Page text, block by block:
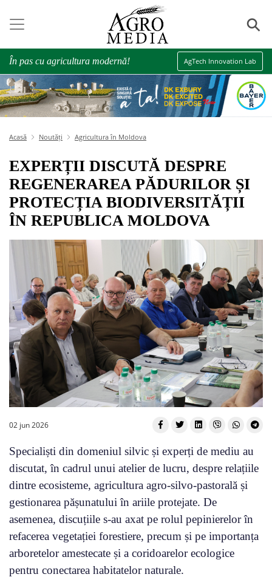
⚲
În pas cu agricultura modernă! AgTech Innovation Lab
Acasă Noutăți Agricultura în Moldova
EXPERȚII DISCUTĂ DESPRE
REGENERAREA PĂDURILOR ȘI
PROTECȚIA BIODIVERSITĂȚII
ÎN REPUBLICA MOLDOVA
02 jun 2026
Specialiști din domeniul silvic și experți de mediu au
discutat, în cadrul unui atelier de lucru, despre relațiile
dintre ecosisteme, agricultura agro-silvo-pastorală și
gestionarea pășunatului în ariile protejate. De
asemenea, discuțiile s-au axat pe rolul pepinierelor în
refacerea vegetației forestiere, precum și pe importanța
arboretelor amestecate și a coridoarelor ecologice
pentru conectarea habitatelor naturale.